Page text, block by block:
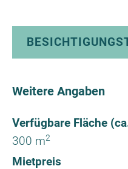
Weitere Angaben
Verfügbare Fläche
300 m2
Mietpreis